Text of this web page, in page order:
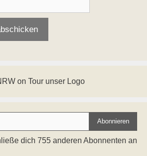
Abonnieren
dich 755 anderen Abonnenten an